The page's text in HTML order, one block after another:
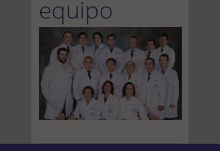
equipo